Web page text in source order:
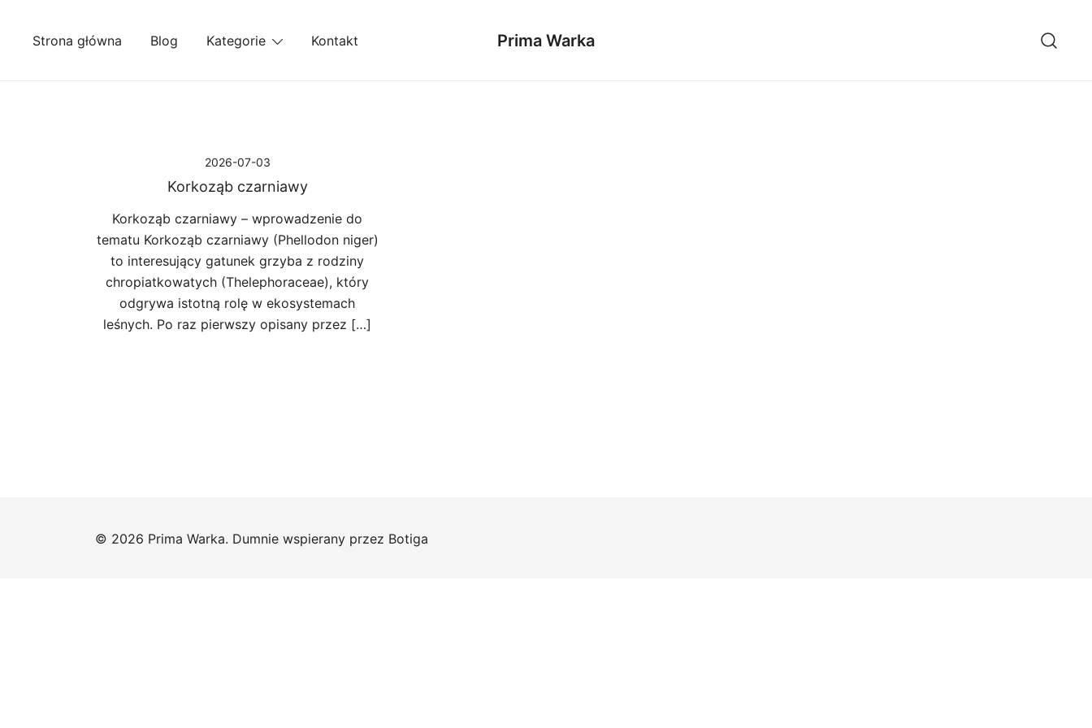
Strona główna Blog Kategorie Kontakt Prima Warka
2026-07-03
Korkoząb czarniawy
Korkoząb czarniawy – wprowadzenie do
tematu Korkoząb czarniawy (Phellodon niger)
to interesujący gatunek grzyba z rodziny
chropiatkowatych (Thelephoraceae), który
odgrywa istotną rolę w ekosystemach
leśnych. Po raz pierwszy opisany przez […]
© 2026 Prima Warka. Dumnie wspierany przez Botiga